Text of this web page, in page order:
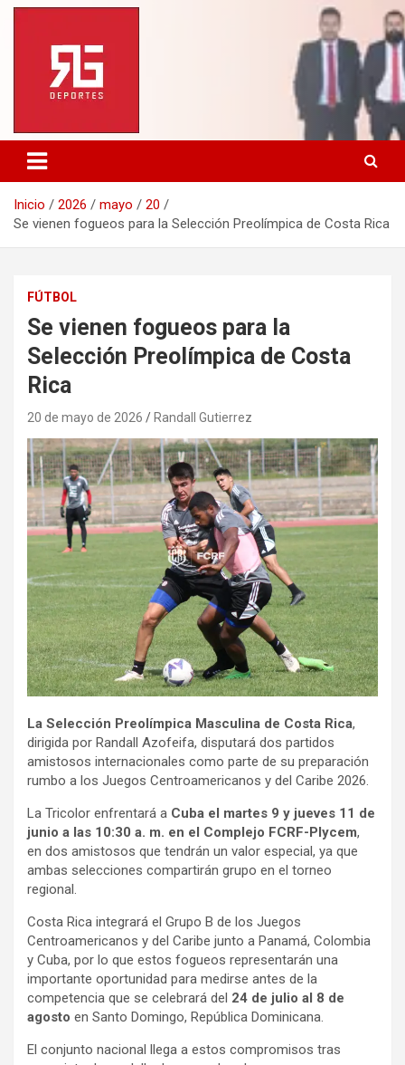
Saltar
contenido
Inicio 2026 mayo
20
Se vienen fogueos para la Selección Preolímpica de Costa Rica
FÚTBOL
Se vienen fogueos para la
Selección Preolímpica de Costa
Rica
20 de mayo de 2026 Randall Gutierrez
La Selección Preolímpica Masculina de Costa Rica,
dirigida por Randall Azofeifa, disputará dos partidos
amistosos internacionales como parte de su preparación
rumbo a los Juegos Centroamericanos y del Caribe 2026.
La Tricolor enfrentará a Cuba el martes 9 y jueves 11 de
junio a las 10:30 a. m. en el Complejo FCRF-Plycem,
en dos amistosos que tendrán un valor especial, ya que
ambas selecciones compartirán grupo en el torneo
regional.
Costa Rica integrará el Grupo B de los Juegos
Centroamericanos y del Caribe junto a Panamá, Colombia
y Cuba, por lo que estos fogueos representarán una
importante oportunidad para medirse antes de la
competencia que se celebrará del 24 de julio al 8 de
agosto en Santo Domingo, República Dominicana.
El conjunto nacional llega a estos compromisos tras